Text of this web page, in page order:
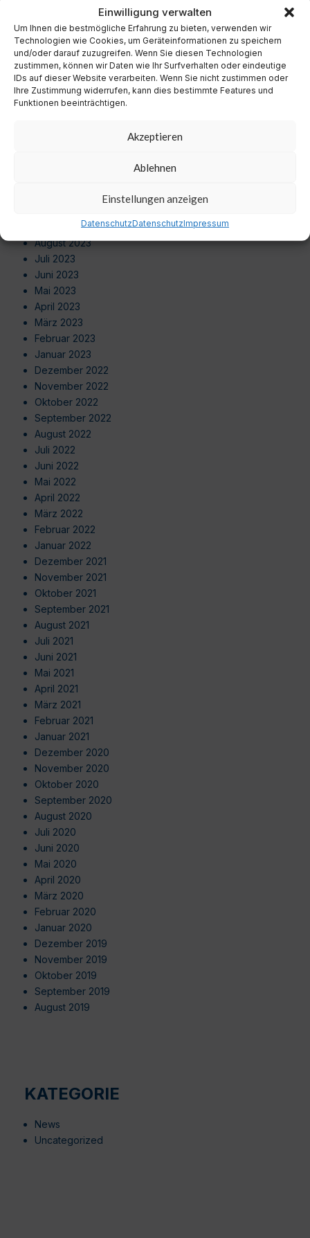
Einwilligung verwalten
Um Ihnen die bestmögliche Erfahrung zu bieten, verwenden wir
Technologien wie Cookies, um Geräteinformationen zu speichern
und/oder darauf zuzugreifen. Wenn Sie diesen Technologien
zustimmen, können wir Daten wie Ihr Surfverhalten oder eindeutige
IDs auf dieser Website verarbeiten. Wenn Sie nicht zustimmen oder
Ihre Zustimmung widerrufen, kann dies bestimmte Features und
Funktionen beeinträchtigen.
Akzeptieren
Ablehnen
Einstellungen anzeigen
DatenschutzDatenschutzImpressum
September 2024
August 2024
Juli 2024
Juni 2024
Mai 2024
November 2023
September 2023
August 2023
Juli 2023
Juni 2023
Mai 2023
April 2023
März 2023
Februar 2023
Januar 2023
Dezember 2022
November 2022
Oktober 2022
September 2022
August 2022
Juli 2022
Juni 2022
Mai 2022
April 2022
März 2022
Februar 2022
Januar 2022
Dezember 2021
November 2021
Oktober 2021
September 2021
August 2021
Juli 2021
Juni 2021
Mai 2021
April 2021
März 2021
Februar 2021
Januar 2021
Dezember 2020
November 2020
Oktober 2020
September 2020
August 2020
Juli 2020
Juni 2020
Mai 2020
April 2020
März 2020
Februar 2020
Januar 2020
Dezember 2019
November 2019
Oktober 2019
September 2019
August 2019
KATEGORIE
News
Uncategorized